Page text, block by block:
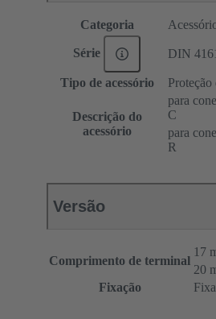
Categoria
Série DIN
Tipo de acessório Proteção
Descrição do
acessório
para
C
para
R
Versão
Comprimento de terminal
17
20
Fixação